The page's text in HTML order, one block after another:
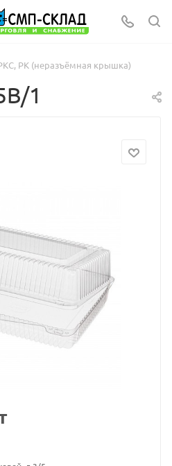
РК (неразъёмная крышка)
1